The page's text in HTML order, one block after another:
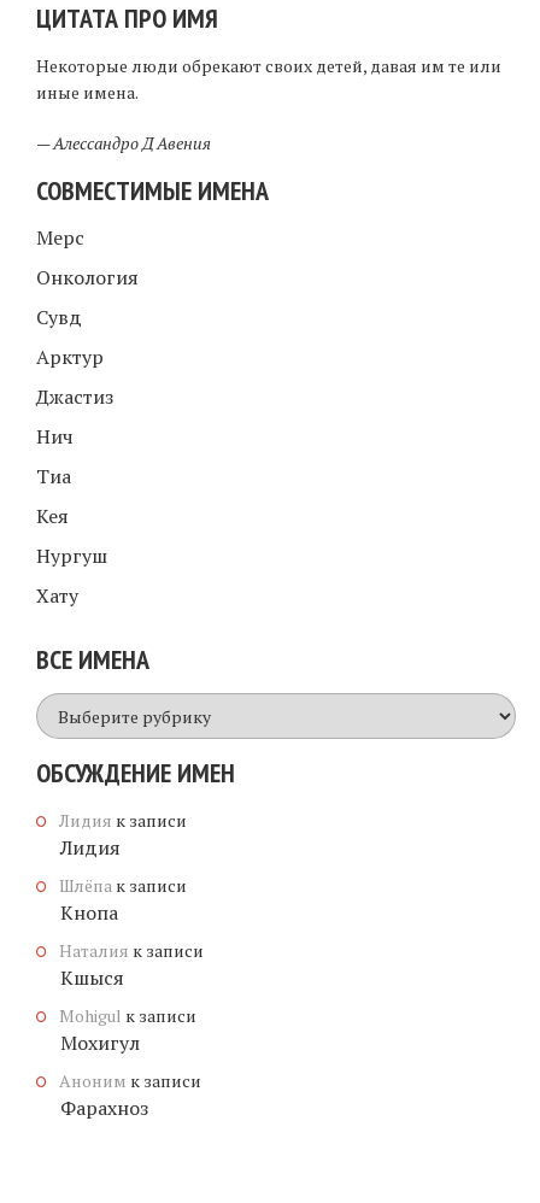
ЦИТАТА ПРО ИМЯ
Некоторые люди обрекают своих детей, давая им те или
иные имена.
—Алессандро Д Авения
СОВМЕСТИМЫЕ ИМЕНА
Мерс
Онкология
Сувд
Арктур
Джастиз
Нич
Тиа
Кея
Нургуш
Хату
ВСЕ ИМЕНА
Все
имена
ОБСУЖДЕНИЕ ИМЕН
Лидия к записи
Лидия
Шлёпа к записи
Кнопа
Наталия к записи
Кшыся
Mohigul к записи
Мохигул
Аноним к записи
Фарахноз